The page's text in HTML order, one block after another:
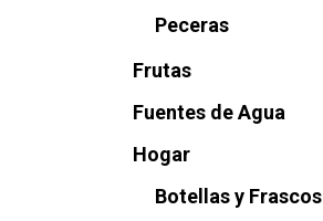
Peceras
Frutas
Fuentes de Agua
Hogar
Botellas y Frascos